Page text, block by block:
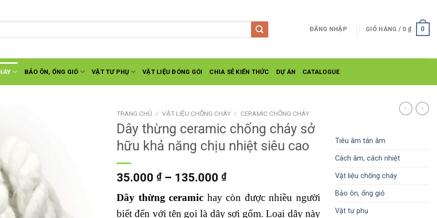
ĐĂNG NHẬP GIỎ HÀNG / 0 ₫ 0
BẢO ÔN, ỐNG GIÓ VẬT TƯ PHỤ VẬT LIỆU ĐÓNG GÓI CHIA SẺ KIẾN THỨC DỰ ÁN CATALOGUE
TRANG CHỦ / VẬT LIỆU CHỐNG CHÁY / CERAMIC CHỐNG CHÁY
Dây thừng ceramic chống cháy sở
hữu khả năng chịu nhiệt siêu cao
35.000 ₫ – 135.000 ₫Khoảng
từ
35.000 ₫
Dây thừng ceramic hay còn được nhiều người
biết đến với tên gọi là dây sợi gốm. Loại dây này
Tiêu âm tán âm
Cách âm, cách nhiệt
Vật liệu chống cháy
Bảo ôn, ống gió
Vật tư phụ